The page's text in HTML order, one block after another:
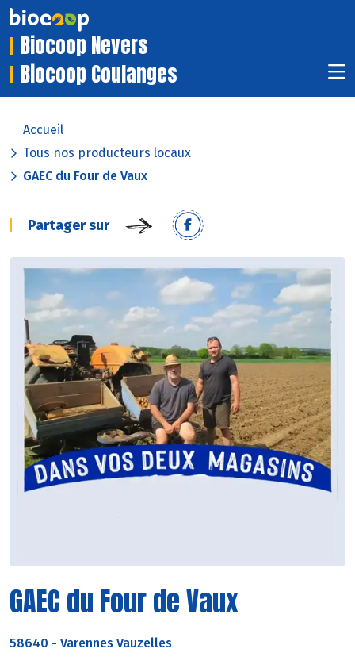
Biocoop Nevers
Biocoop Coulanges
Accueil
Tous nos producteurs locaux
GAEC du Four de Vaux
Partager sur
GAEC du Four de Vaux
58640 - Varennes Vauzelles